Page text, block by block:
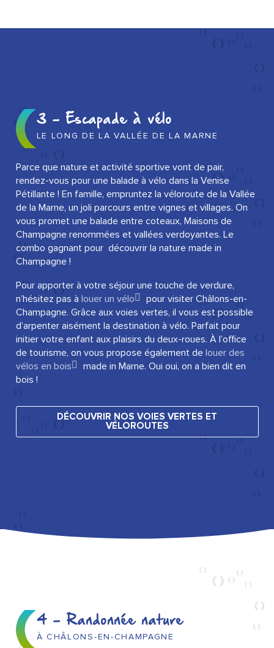
3 - Escapade à vélo
LE LONG DE LA VALLÉE DE LA MARNE
Parce que nature et activité sportive vont de pair,
rendez-vous pour une balade à vélo dans la Venise
Pétillante ! En famille, empruntez la véloroute de la Vallée
de la Marne, un joli parcours entre vignes et villages. On
vous promet une balade entre coteaux, Maisons de
Champagne renommées et vallées verdoyantes. Le
combo gagnant pour découvrir la nature made in
Champagne !
Pour apporter à votre séjour une touche de verdure,
n’hésitez pas à louer un vélo
pour visiter Châlons-en-
Champagne. Grâce aux voies vertes, il vous est possible
d’arpenter aisément la destination à vélo. Parfait pour
initier votre enfant aux plaisirs du deux-roues. À l’office
de tourisme, on vous propose également de louer des
vélos en bois
made in Marne. Oui oui, on a bien dit en
bois !
DÉCOUVRIR NOS VOIES VERTES ET
VÉLOROUTES
4 - Randonnée nature
À CHÂLONS-EN-CHAMPAGNE